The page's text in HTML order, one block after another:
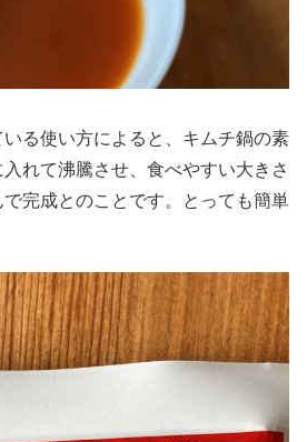
る使い方によると、キムチ鍋の素
れて沸騰させ、食べやすい大きさ
完成とのことです。とっても簡単